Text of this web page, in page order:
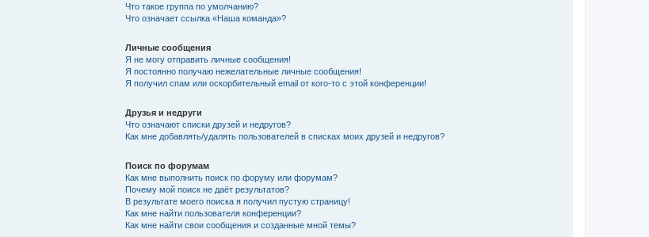
Что такое группа по умолчанию?
Что означает ссылка «Наша команда»?
Личные сообщения
Я не могу отправить личные сообщения!
Я постоянно получаю нежелательные личные сообщения!
Я получил спам или оскорбительный email от кого-то с этой конференции!
Друзья и недруги
Что означают списки друзей и недругов?
Как мне добавлять/удалять пользователей в списках моих друзей и недругов?
Поиск по форумам
Как мне выполнить поиск по форуму или форумам?
Почему мой поиск не даёт результатов?
В результате моего поиска я получил пустую страницу!
Как мне найти пользователя конференции?
Как мне найти свои сообщения и созданные мной темы?